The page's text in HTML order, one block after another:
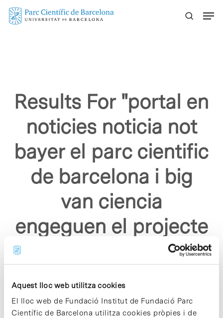
Aquest lloc web utilitza cookies
El lloc web de Fundació Institut de Fundació Parc
Científic de Barcelona utilitza cookies pròpies i de
Skip
Results For "portal en
noticies noticia not
bayer el parc cientific
de barcelona i big
van ciencia
engeguen el projecte
cuestion de ciencia "